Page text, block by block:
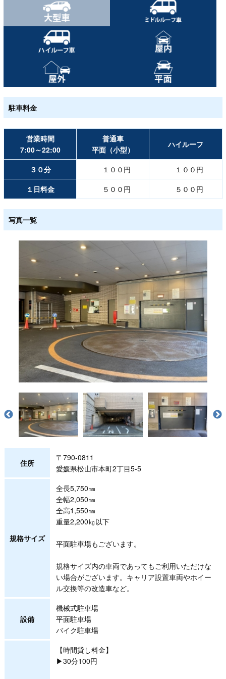
駐車料金
営業時間
7:00～22:00
普通車
平面（小型）
ハイルーフ
３０分 １００円
１００円
１日料金
５００円 ５００円
写真一覧
住所
〒790-0811
愛媛県松山市本町2丁目5-5
規格サイズ
全長5,750㎜
全幅2,050㎜
全高1,550㎜
重量2,200㎏以下
平面駐車場もございます。
規格サイズ内の車両であってもご利用いただけな
い場合がございます。キャリア設置車両やホイー
ル交換等の改造車など。
設備
機械式駐車場
平面駐車場
バイク駐車場
【時間貸し料金】
▶30分100円